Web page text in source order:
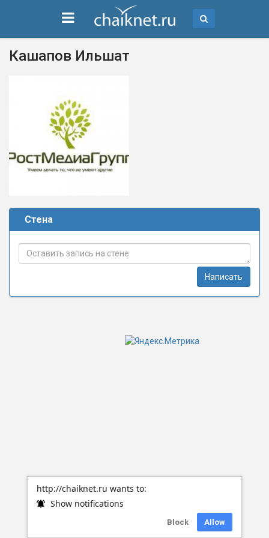
http://chaiknet.ru wants to:
Show notifications
Block Allow
Кашапов Ильшат
Стена
Написать